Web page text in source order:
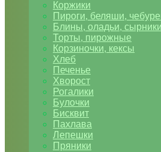
Коржики
Пироги, беляши,
Блины, оладьи, сырники
Торты, пирожные
Корзиночки, кексы
Хлеб
Печенье
Хворост
Рогалики
Булочки
Бисквит
Пахлава
Лепешки
Пряники